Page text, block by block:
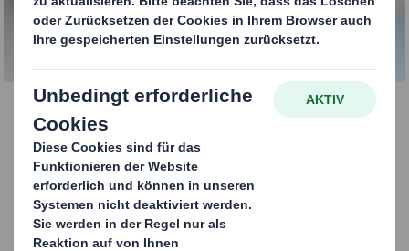
Automobilindustrie
KONTAKTIEREN SIE UNS